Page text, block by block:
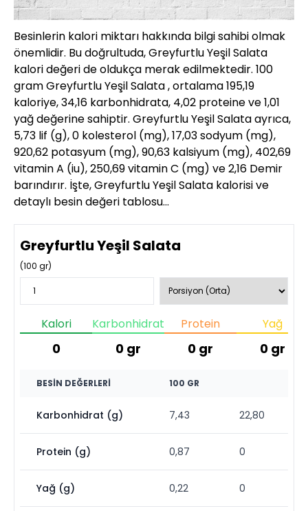
Besinlerin kalori miktarı hakkında bilgi sahibi olmak
önemlidir. Bu doğrultuda, Greyfurtlu Yeşil Salata
kalori değeri de oldukça merak edilmektedir. 100
gram Greyfurtlu Yeşil Salata , ortalama 195,19
kaloriye, 34,16 karbonhidrata, 4,02 proteine ve 1,01
yağ değerine sahiptir. Greyfurtlu Yeşil Salata ayrıca,
5,73 lif (g), 0 kolesterol (mg), 17,03 sodyum (mg),
920,62 potasyum (mg), 90,63 kalsiyum (mg), 402,69
vitamin A (iu), 250,69 vitamin C (mg) ve 2,16 Demir
barındırır. İşte, Greyfurtlu Yeşil Salata kalorisi ve
detaylı besin değeri tablosu…
Greyfurtlu Yeşil Salata
(100 gr)
Kalori
0
Karbonhidrat
0 gr
Protein
0 gr
Yağ
0 gr
BESIN DEĞERLERI 100 GR
Karbonhidrat (g) 7,43 22,80
Protein (g) 0,87 0
Yağ (g) 0,22 0